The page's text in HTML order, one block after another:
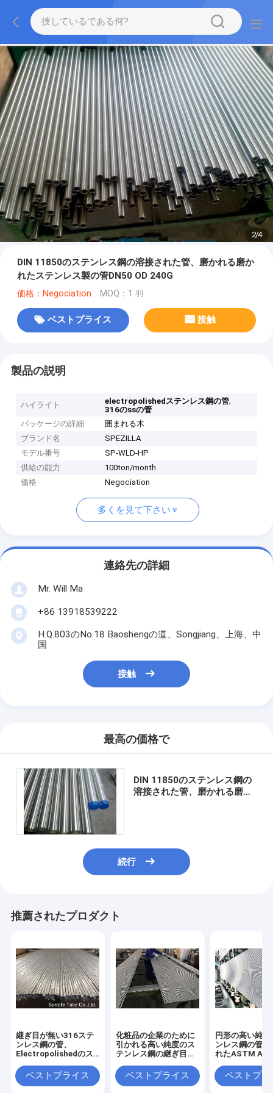
2/4
DIN 11850のステンレス鋼の溶接された管、磨かれる磨か
れたステンレス製の管DN50 OD 240G
価格：Negociation MOQ：1 羽
ベストプライス 接触
製品の説明
ハイライト electropolishedステンレス鋼の管,
316のssの管
パッケージの詳細
囲まれる木
ブランド名
SPEZILLA
モデル番号
SP-WLD-HP
供給の能力
100ton/month
価格
Negociation
多くを見て下さい
連絡先の詳細
Mr. Will Ma
+86 13918539222
H.Q.803のNo.18 Baoshengの道、Songjiang、上海、中
国
接触
最高の価格で
DIN 11850のステンレス鋼の
溶接された管、磨かれる磨か
続行
推薦されたプロダクト
継ぎ目が無い316ステ
ンレス鋼の管、
Electropolishedのス
ベストプライス
化粧品の企業のために
引かれる高い純度のス
テンレス鋼の継ぎ目が
ベストプライス
円形の高い純度
ンレス鋼の管機
れたASTM
ベストプラ